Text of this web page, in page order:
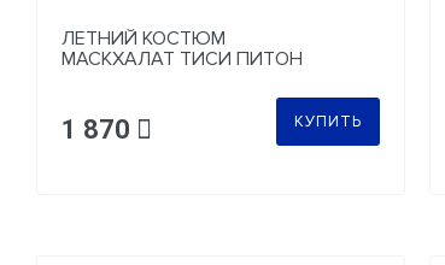
ЛЕТНИЙ КОСТЮМ
МАСКХАЛАТ ТИСИ ПИТОН
1 870 КУПИТЬ